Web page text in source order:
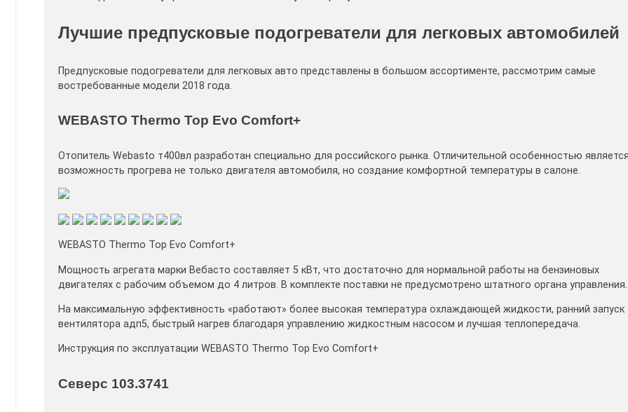
Лучшие предпусковые подогреватели для легковых автомобилей
Предпусковые подогреватели для легковых авто представлены в большом ассортименте, рассмотрим самые
востребованные модели 2018 года.
WEBASTO Thermo Top Evo Comfort+
Отопитель Webasto т400вл разработан специально для российского рынка. Отличительной особенностью
возможность прогрева не только двигателя автомобиля, но создание комфортной температуры в салоне.
WEBASTO Thermo Top Evo Comfort+
Мощность агрегата марки Вебасто составляет 5 кВт, что достаточно для нормальной работы на бензиновых
двигателях с рабочим объемом до 4 литров. В комплекте поставки не предусмотрено штатного органа управления.
На максимальную эффективность «работают» более высокая температура охлаждающей жидкости, ранний запуск
вентилятора адп5, быстрый нагрев благодаря управлению жидкостным насосом и лучшая теплопередача.
Инструкция по эксплуатации WEBASTO Thermo Top Evo Comfort+
Северс 103.3741